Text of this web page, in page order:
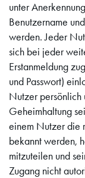
unter
Benutzername
werden. Jeder
sich bei jeder
Erstanmeldung
und Passwort)
Nutzer persönlich
Geheimhaltung
einem Nutzer die
bekannt werden,
mitzuteilen und
Zugang nicht